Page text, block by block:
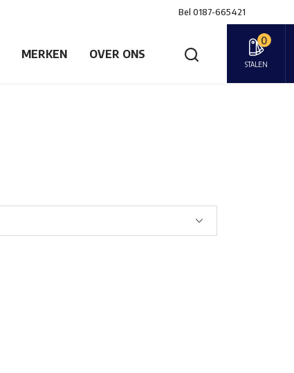
Bel 0187-665421
MERKEN OVER ONS
0
STALEN